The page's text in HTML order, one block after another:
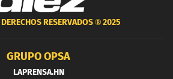
RESERVADOS ®2025
GRUPO OPSA
LAPRENSA.HN